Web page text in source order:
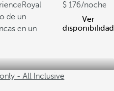
Royal
de un
en un
176/noche
Ver
disponibilidad
- All Inclusive